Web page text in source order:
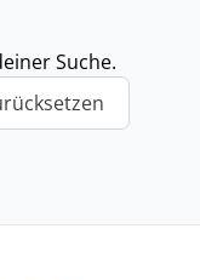
Suche.